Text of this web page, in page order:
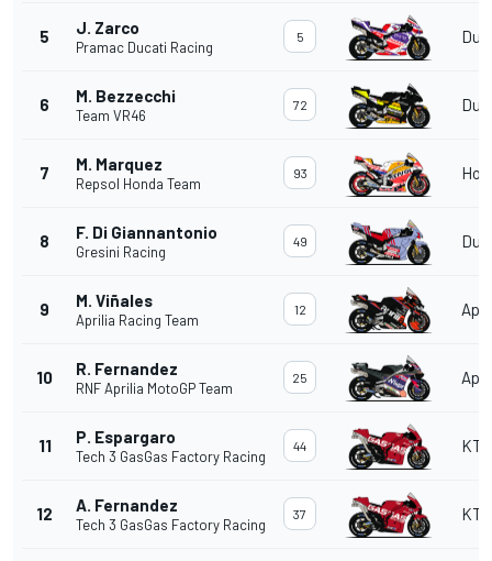
5 J. Zarco
Pramac Ducati Racing
5
6 M. Bezzecchi
Team VR46
72
7 M. Marquez
Repsol Honda Team
93
8 F. Di Giannantonio
Gresini Racing
49
9 M. Viñales
Aprilia Racing Team
12
10 R. Fernandez
RNF Aprilia MotoGP Team
25
11 P. Espargaro
Tech 3 GasGas Factory Racing
44
12 A. Fernandez
Tech 3 GasGas Factory Racing
37